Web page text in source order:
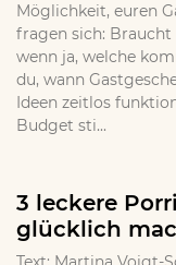
Möglichkeit, euren
fragen sich: Braucht
wenn ja, welche
du, wann
Ideen zeitlos
Budget sti...
3 leckere
glücklich